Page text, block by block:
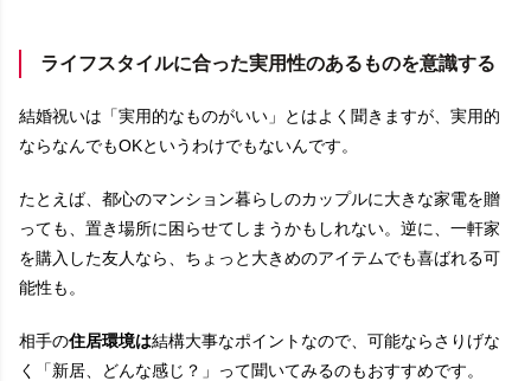
ライフスタイルに合った実用性のあるものを意識する
結婚祝いは「実用的なものがいい」とはよく聞きますが、実用的
ならなんでもOKというわけでもないんです。
たとえば、都心のマンション暮らしのカップルに大きな家電を贈
っても、置き場所に困らせてしまうかもしれない。逆に、一軒家
を購入した友人なら、ちょっと大きめのアイテムでも喜ばれる可
能性も。
相手の住居環境は結構大事なポイントなので、可能ならさりげな
く「新居、どんな感じ？」って聞いてみるのもおすすめです。